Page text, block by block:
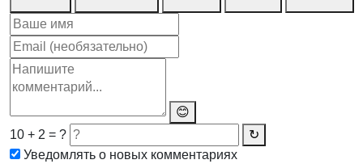
😊
10 + 2 = ?
↻
Уведомлять о новых комментариях